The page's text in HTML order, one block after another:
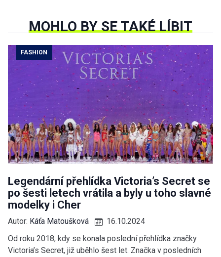
MOHLO BY SE TAKÉ LÍBIT
FASHION
Legendární přehlídka Victoria’s Secret se
po šesti letech vrátila a byly u toho slavné
modelky i Cher
Autor: Káťa Matoušková
16.10.2024
Od roku 2018, kdy se konala poslední přehlídka značky
Victoria’s Secret, již uběhlo šest let. Značka v posledních